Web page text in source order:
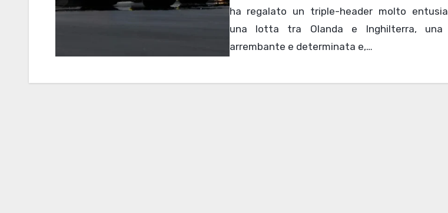
ha regalato un triple-header molto
una lotta tra Olanda e Inghilterra, una
arrembante e determinata e,…